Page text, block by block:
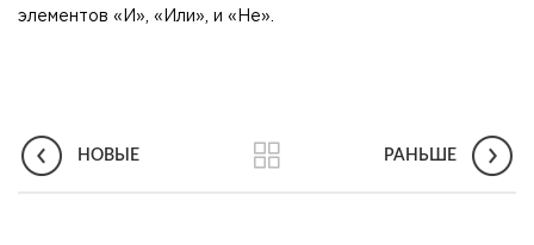
элементов «И», «Или», и «Не».
НОВЫЕ РАНЬШЕ